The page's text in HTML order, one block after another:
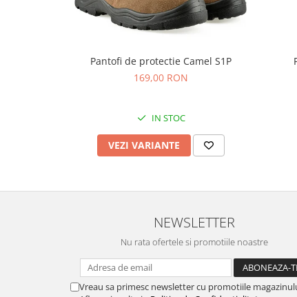
Pantofi de protectie Camel S1P
169,00 RON
IN STOC
VEZI VARIANTE
NEWSLETTER
Nu rata ofertele si promotiile noastre
Vreau sa primesc newsletter cu promotiile